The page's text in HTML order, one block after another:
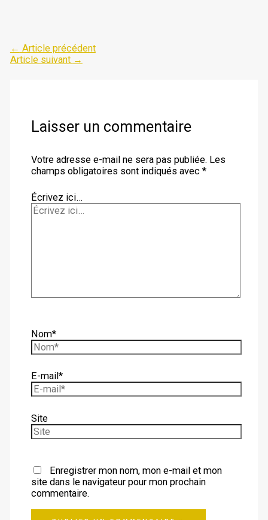
← Article précédent
Article suivant →
Laisser un commentaire
Votre adresse e-mail ne sera pas publiée. Les
champs obligatoires sont indiqués avec *
Écrivez ici…
Nom*
E-mail*
Site
Enregistrer mon nom, mon e-mail et mon
site dans le navigateur pour mon prochain
commentaire.